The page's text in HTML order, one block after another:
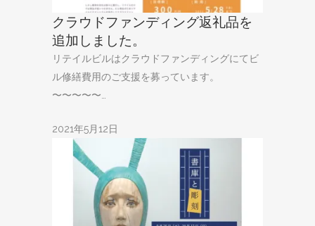
クラウドファンディング返礼品を
追加しました。
リテイルビルはクラウドファンディングにてビ
ル修繕費用のご支援を募っています。
〜〜〜〜〜…
2021年5月12日